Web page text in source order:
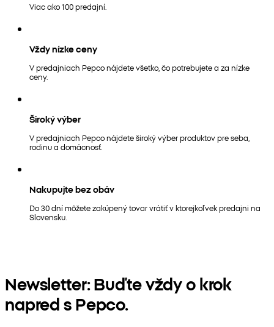
Viac ako 100 predajní.
Vždy nízke ceny
V predajniach Pepco nájdete všetko, čo potrebujete a za nízke
ceny.
Široký výber
V predajniach Pepco nájdete široký výber produktov pre seba,
rodinu a domácnosť.
Nakupujte bez obáv
Do 30 dní môžete zakúpený tovar vrátiť v ktorejkoľvek predajni na
Slovensku.
Newsletter: Buďte vždy o krok
napred s Pepco.